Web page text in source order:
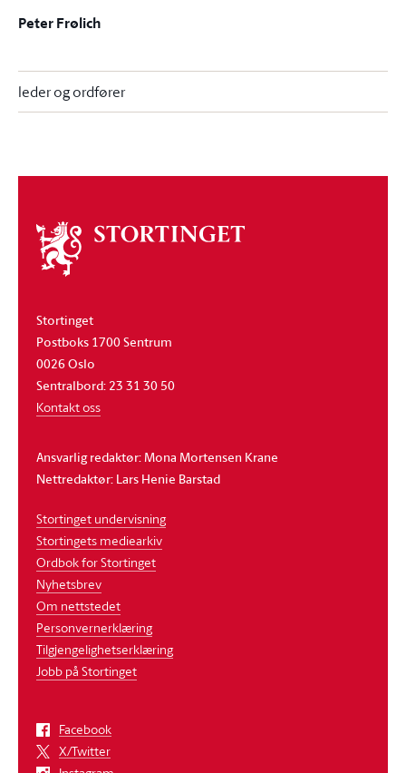
Peter Frølich
leder og ordfører
Om
stortinget
Stortinget
Postboks 1700 Sentrum
0026 Oslo
Sentralbord: 23 31 30 50
Kontakt oss
Ansvarlig redaktør: Mona Mortensen Krane
Nettredaktør: Lars Henie Barstad
Stortinget undervisning
Stortingets mediearkiv
Ordbok for Stortinget
Nyhetsbrev
Om nettstedet
Personvernerklæring
Tilgjengelighetserklæring
Jobb på Stortinget
Facebook
X/Twitter